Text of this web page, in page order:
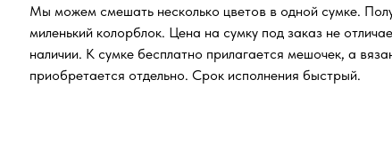
Мы можем смешать несколько цветов в одной сумке.
миленький колорблок. Цена на сумку под заказ не
наличии. К сумке бесплатно прилагается мешочек, а
приобретается отдельно. Срок исполнения быстрый.